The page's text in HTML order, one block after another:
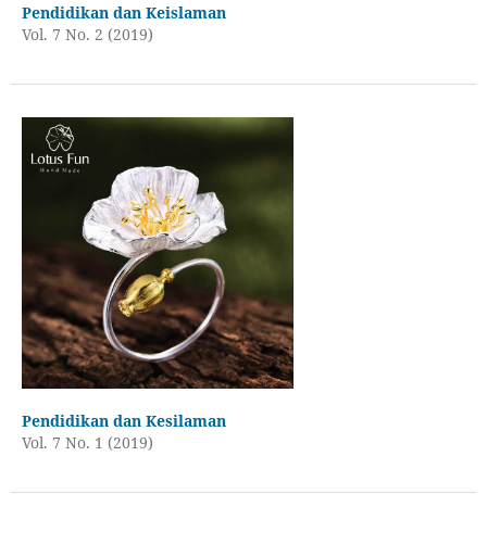
Pendidikan dan Keislaman
Vol. 7 No. 2 (2019)
Pendidikan dan Kesilaman
Vol. 7 No. 1 (2019)